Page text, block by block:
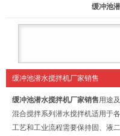
缓冲池
缓冲池潜水搅拌机厂家销售
缓冲池潜水搅拌机厂家销售用途
混合搅拌系列潜水搅拌机适用于
工艺和工业流程需要保持固、液